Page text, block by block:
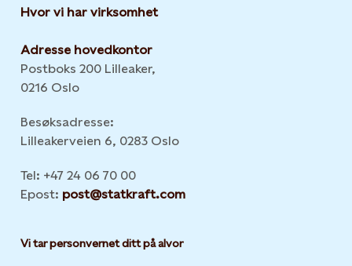
Hvor vi har virksomhet
Adresse hovedkontor
Postboks 200 Lilleaker,
0216 Oslo
Besøksadresse:
Lilleakerveien 6, 0283 Oslo
Tel: +47 24 06 70 00
Epost: post@statkraft.com
Vi tar personvernet ditt på alvor